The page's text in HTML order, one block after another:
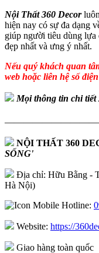
Nội Thất 360 Decor
hiện nay có sự đa dạng
giúp người tiêu dùng lựa
đẹp nhất và ưng ý nhất.
Nếu quý khách quan
web hoặc liên hệ số
Mọi thông tin chi
NỘI THẤT 360
SỐNG'
Địa chỉ: Hữu Bằng -
Hà Nội)
Hotline:
Website: https://
Giao hàng toàn quốc